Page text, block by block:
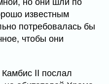
известным
потребовалась бы
чтобы они
II послал